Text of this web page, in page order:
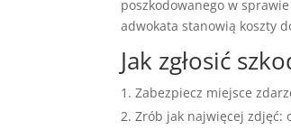
poszkodowanego w
adwokata stanowią koszty
Jak zgłosić
Zabezpiecz miejsce
Zrób jak najwięcej zdjęć: